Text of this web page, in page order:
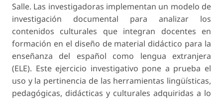
Salle. Las investigadoras implementan un modelo de
investigación documental para analizar los
contenidos culturales que integran docentes en
formación en el diseño de material didáctico para la
enseñanza del español como lengua extranjera
(ELE). Este ejercicio investigativo pone a prueba el
uso y la pertinencia de las herramientas lingüísticas,
pedagógicas, didácticas y culturales adquiridas a lo